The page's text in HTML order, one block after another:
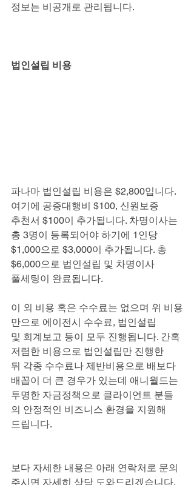
정보는 비공개로 관리됩니다.
법인설립 비용
파나마 법인설립 비용은 $2,800입니다.
여기에 공증대행비 $100, 신원보증
추천서 $100이 추가됩니다. 차명이사는
총 3명이 등록되어야 하기에 1인당
$1,000으로 $3,000이 추가됩니다. 총
$6,000으로 법인설립 및 차명이사
풀세팅이 완료됩니다.
이 외 비용 혹은 수수료는 없으며 위 비용
만으로 에이전시 수수료, 법인설립
및 회계보고 등이 모두 진행됩니다. 간혹
저렴한 비용으로 법인설립만 진행한
뒤 각종 수수료나 제반비용으로 배보다
배꼽이 더 큰 경우가 있는데 애니월드는
투명한 자금정책으로 클라이언트 분들
의 안정적인 비즈니스 환경을 지원해
드립니다.
보다 자세한 내용은 아래 연락처로 문의
주시면 자세히 상담 도와드리겠습니다.